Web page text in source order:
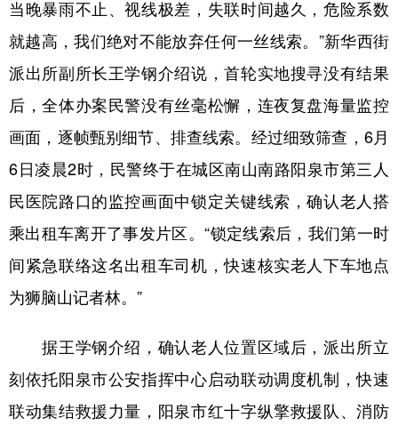
Deutsch Português
当晚暴雨不止、视线极差，失联时间越久，危险系数
就越高，我们绝对不能放弃任何一丝线索。”新华西街
派出所副所长王学钢介绍说，首轮实地搜寻没有结果
后，全体办案民警没有丝毫松懈，连夜复盘海量监控
画面，逐帧甄别细节、排查线索。经过细致筛查，6月
6日凌晨2时，民警终于在城区南山南路阳泉市第三人
民医院路口的监控画面中锁定关键线索，确认老人搭
乘出租车离开了事发片区。“锁定线索后，我们第一时
间紧急联络这名出租车司机，快速核实老人下车地点
为狮脑山记者林。”
据王学钢介绍，确认老人位置区域后，派出所立
刻依托阳泉市公安指挥中心启动联动调度机制，快速
联动集结救援力量，阳泉市红十字纵擎救援队、消防